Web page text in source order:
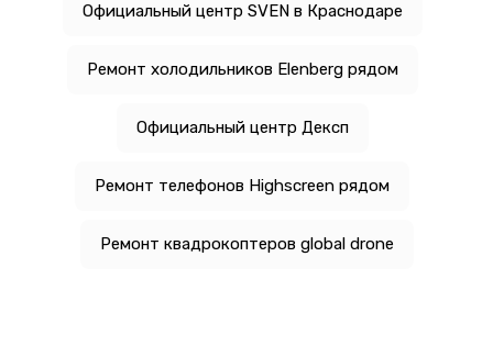
Официальный центр SVEN в Краснодаре
Ремонт холодильников Elenberg рядом
Официальный центр Дексп
Ремонт телефонов Highscreen рядом
Ремонт квадрокоптеров global drone